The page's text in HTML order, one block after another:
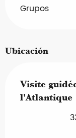
Grupos
Ubicación
Visite
l'Atlantique